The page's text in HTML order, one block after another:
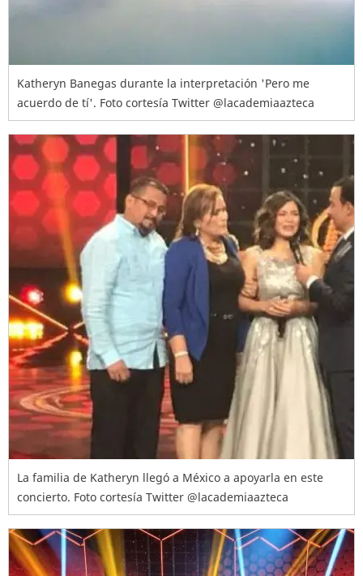
Katheryn Banegas durante la interpretación 'Pero me
acuerdo de tí'. Foto cortesía Twitter @lacademiaazteca
La familia de Katheryn llegó a México a apoyarla en este
concierto. Foto cortesía Twitter @lacademiaazteca